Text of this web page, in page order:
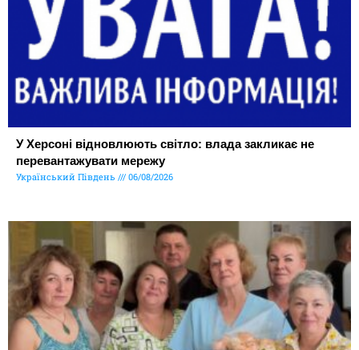
У Херсоні відновлюють світло: влада закликає не
перевантажувати мережу
Український Південь 06/08/2026